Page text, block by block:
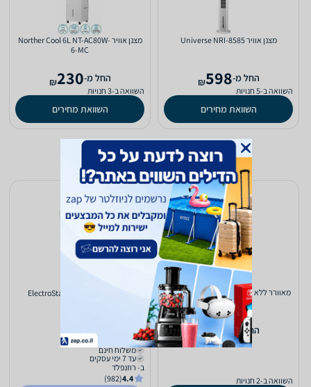
‏מצנן אוויר Universe NRI-8585
‫החל מ-598
₪
השוואה ב-5 חנויות
השוואת מחירים
‏מצנן אוויר Norther Cool 6L NT-AC80W-
6-MC
‫החל מ-230
₪
השוואה ב-3 חנויות
השוואת מחירים
‏מאוורר ללא להבים Universe NRI-7575
‫החל מ-399
₪
השוואה ב-2 חנויות
426
₪
משלוח חינם
עד 7 ימי עסקים
ב- רוזנפלד
4.4
(982)